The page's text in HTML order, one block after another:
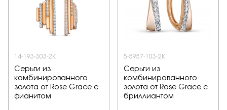
14-193-303-2К
Серьги из
комбинированного
золота от Rose Grace с
фианитом
5-5957-103-2К
Серьги из
комбинированного
золота от Rose Grace с
бриллиантом